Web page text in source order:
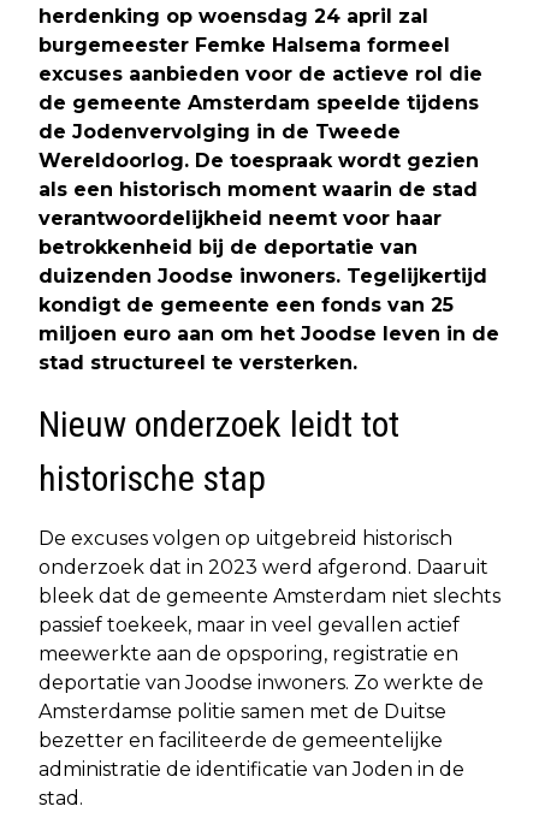
herdenking op woensdag 24 april zal
burgemeester Femke Halsema formeel
excuses aanbieden voor de actieve rol die
de gemeente Amsterdam speelde tijdens
de Jodenvervolging in de Tweede
Wereldoorlog. De toespraak wordt gezien
als een historisch moment waarin de stad
verantwoordelijkheid neemt voor haar
betrokkenheid bij de deportatie van
duizenden Joodse inwoners. Tegelijkertijd
kondigt de gemeente een fonds van 25
miljoen euro aan om het Joodse leven in de
stad structureel te versterken.
Nieuw onderzoek leidt tot
historische stap
De excuses volgen op uitgebreid historisch
onderzoek dat in 2023 werd afgerond. Daaruit
bleek dat de gemeente Amsterdam niet slechts
passief toekeek, maar in veel gevallen actief
meewerkte aan de opsporing, registratie en
deportatie van Joodse inwoners. Zo werkte de
Amsterdamse politie samen met de Duitse
bezetter en faciliteerde de gemeentelijke
administratie de identificatie van Joden in de
stad.